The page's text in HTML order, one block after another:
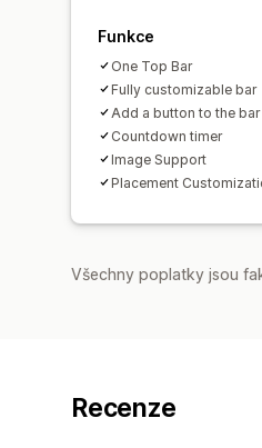
Funkce
One Top Bar
Fully customizable bar
Add a button to the bar
Countdown timer
Image Support
Placement
Všechny poplatky jsou
Recenze